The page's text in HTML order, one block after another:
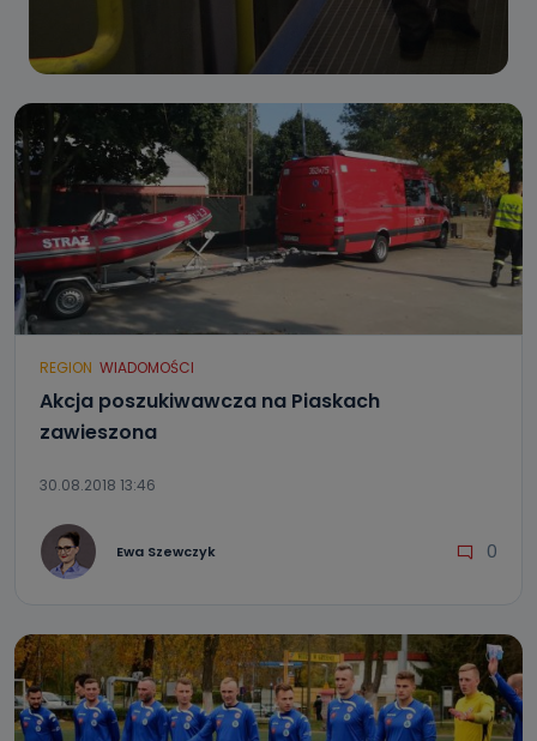
REGION WIADOMOŚCI
Akcja poszukiwawcza na Piaskach
zawieszona
30.08.2018 13:46
Ewa Szewczyk 0